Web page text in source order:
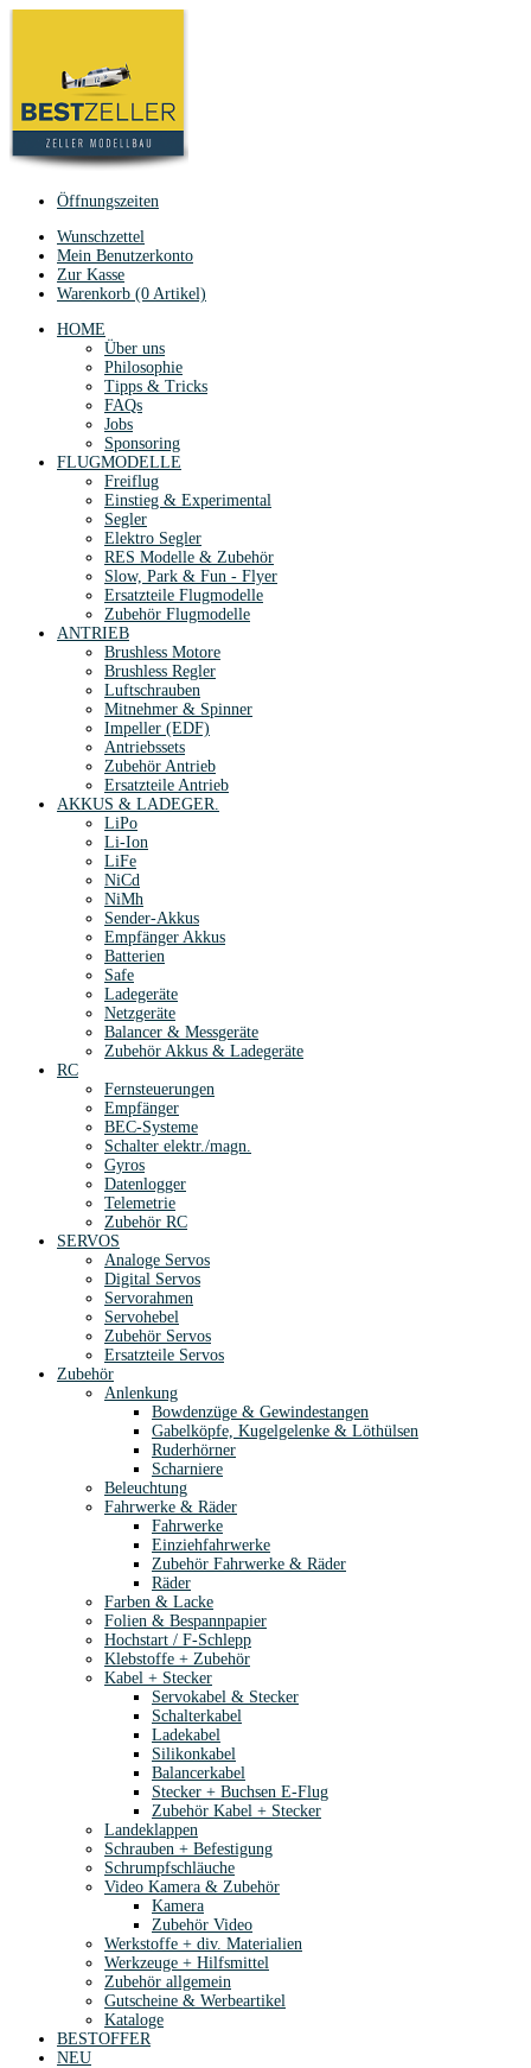
Öffnungszeiten
Wunschzettel
Mein Benutzerkonto
Zur Kasse
Warenkorb (0 Artikel)
HOME
Über uns
Philosophie
Tipps & Tricks
FAQs
Jobs
Sponsoring
FLUGMODELLE
Freiflug
Einstieg & Experimental
Segler
Elektro Segler
RES Modelle & Zubehör
Slow, Park & Fun - Flyer
Ersatzteile Flugmodelle
Zubehör Flugmodelle
ANTRIEB
Brushless Motore
Brushless Regler
Luftschrauben
Mitnehmer & Spinner
Impeller (EDF)
Antriebssets
Zubehör Antrieb
Ersatzteile Antrieb
AKKUS & LADEGER.
LiPo
Li-Ion
LiFe
NiCd
NiMh
Sender-Akkus
Empfänger Akkus
Batterien
Safe
Ladegeräte
Netzgeräte
Balancer & Messgeräte
Zubehör Akkus & Ladegeräte
RC
Fernsteuerungen
Empfänger
BEC-Systeme
Schalter elektr./magn.
Gyros
Datenlogger
Telemetrie
Zubehör RC
SERVOS
Analoge Servos
Digital Servos
Servorahmen
Servohebel
Zubehör Servos
Ersatzteile Servos
Zubehör
Anlenkung
Bowdenzüge & Gewindestangen
Gabelköpfe, Kugelgelenke & Löthülsen
Ruderhörner
Scharniere
Beleuchtung
Fahrwerke & Räder
Fahrwerke
Einziehfahrwerke
Zubehör Fahrwerke & Räder
Räder
Farben & Lacke
Folien & Bespannpapier
Hochstart / F-Schlepp
Klebstoffe + Zubehör
Kabel + Stecker
Servokabel & Stecker
Schalterkabel
Ladekabel
Silikonkabel
Balancerkabel
Stecker + Buchsen E-Flug
Zubehör Kabel + Stecker
Landeklappen
Schrauben + Befestigung
Schrumpfschläuche
Video Kamera & Zubehör
Kamera
Zubehör Video
Werkstoffe + div. Materialien
Werkzeuge + Hilfsmittel
Zubehör allgemein
Gutscheine & Werbeartikel
Kataloge
BESTOFFER
NEU